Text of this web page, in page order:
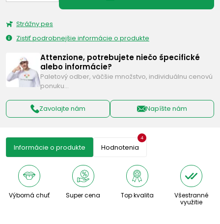
Strážny pes
Zistiť podrobnejšie informácie o produkte
Attenzione, potrebujete niečo špecifické
alebo informácie?
Paletový odber, väčšie množstvo, individuálnu cenovú
ponuku…
Zavolajte nám Napíšte nám
Informácie o produkte Hodnotenia
4
Výborná chuť Super cena Top kvalita
Všestranné
využitie